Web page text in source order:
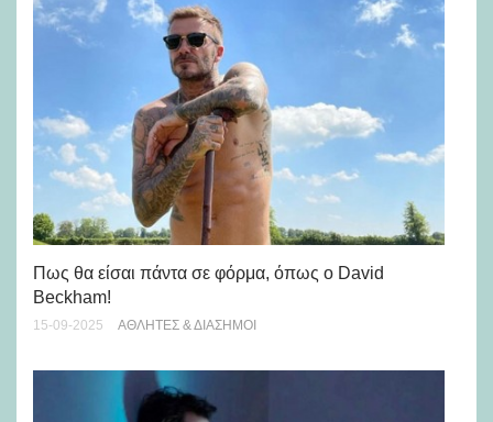
Πως θα είσαι πάντα σε φόρμα, όπως ο David
Beckham!
15-09-2025 ΑΘΛΗΤΈΣ & ΔΙΆΣΗΜΟΙ